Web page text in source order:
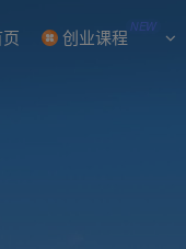
创业课程 NEW